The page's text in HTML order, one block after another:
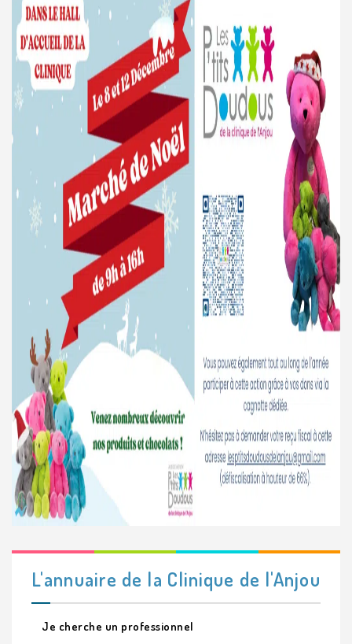
L'annuaire de la Clinique de l'Anjou
Je cherche un professionnel